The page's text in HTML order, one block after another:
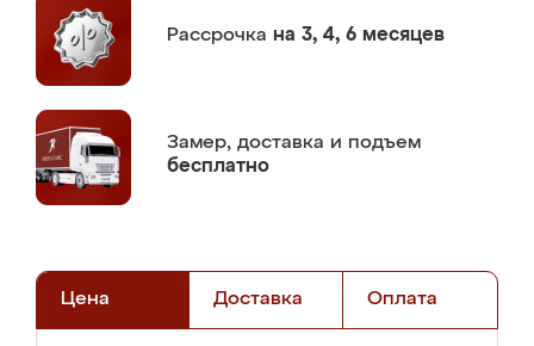
Рассрочка на 3, 4, 6 месяцев
Замер, доставка и подъем
бесплатно
Цена Доставка Оплата